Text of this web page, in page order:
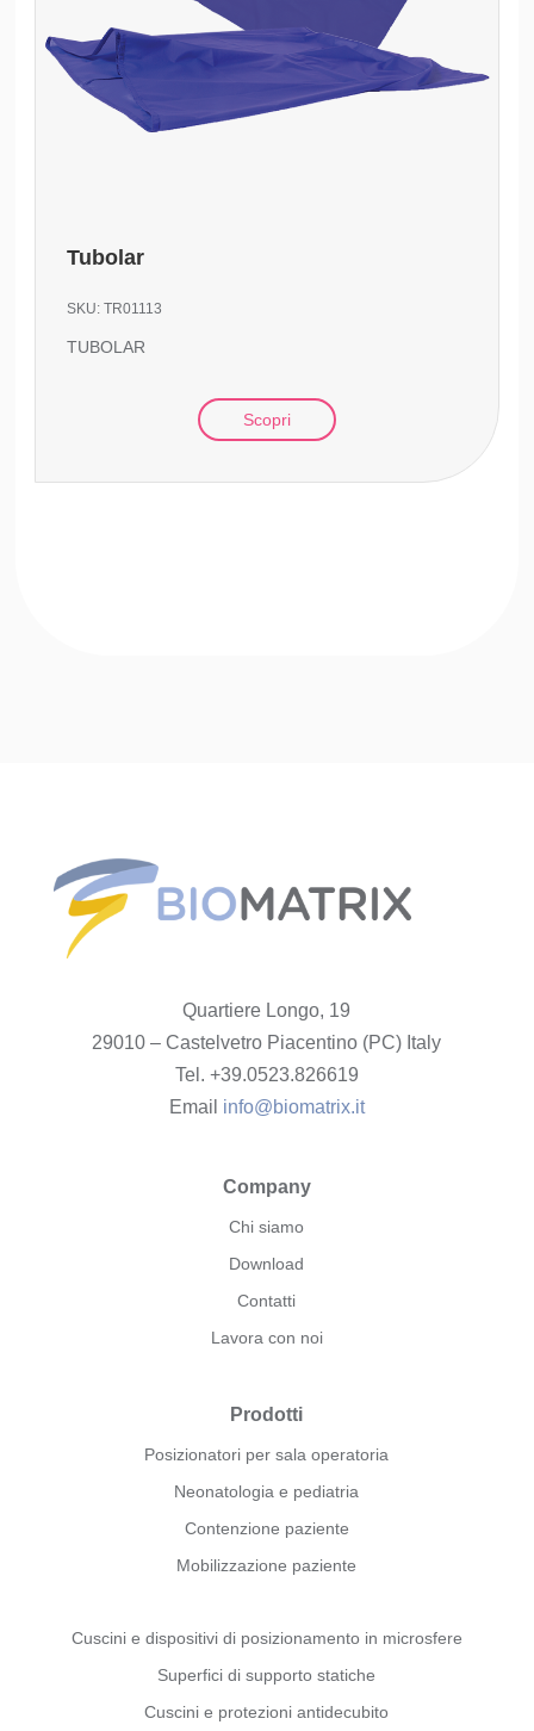
Tubolar
SKU:TR01113
TUBOLAR
Scopri
Quartiere Longo, 19
29010 – Castelvetro Piacentino (PC) Italy
Tel. +39.0523.826619
Email info@biomatrix.it
Company
Chi siamo
Download
Contatti
Lavora con noi
Prodotti
Posizionatori per sala operatoria
Neonatologia e pediatria
Contenzione paziente
Mobilizzazione paziente
Cuscini e dispositivi di posizionamento in microsfere
Superfici di supporto statiche
Cuscini e protezioni antidecubito